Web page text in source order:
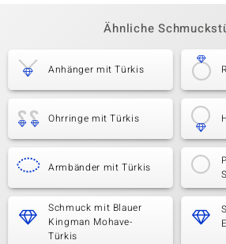
Ähnliche
Anhänger mit Türkis
Ohrringe mit Türkis
Armbänder mit Türkis
Schmuck mit Blauer
Kingman Mohave-
Türkis